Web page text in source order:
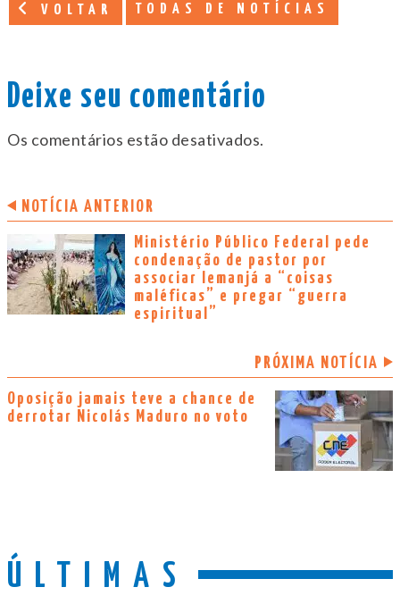
VOLTAR TODAS DE NOTÍCIAS
Deixe seu comentário
Os comentários estão desativados.
NOTÍCIA ANTERIOR
Ministério Público Federal pede
condenação de pastor por
associar Iemanjá a “coisas
maléficas” e pregar “guerra
espiritual”
PRÓXIMA NOTÍCIA
Oposição jamais teve a chance de
derrotar Nicolás Maduro no voto
ÚLTIMAS